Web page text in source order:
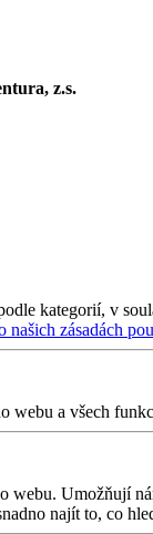
z.s.
kategorií, v
našich zásadách
webu a všech
webu. Umožňují
najít to, co